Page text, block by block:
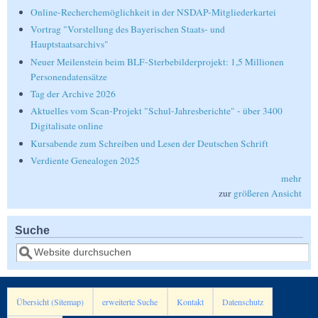
Online-Recherchemöglichkeit in der NSDAP-Mitgliederkartei
Vortrag "Vorstellung des Bayerischen Staats- und
Hauptstaatsarchivs"
Neuer Meilenstein beim BLF-Sterbebilderprojekt: 1,5 Millionen
Personendatensätze
Tag der Archive 2026
Aktuelles vom Scan-Projekt "Schul-Jahresberichte" - über 3400
Digitalisate online
Kursabende zum Schreiben und Lesen der Deutschen Schrift
Verdiente Genealogen 2025
mehr
zur größeren Ansicht
Suche
Suche
Übersicht (Sitemap) erweiterte Suche Kontakt Datenschutz